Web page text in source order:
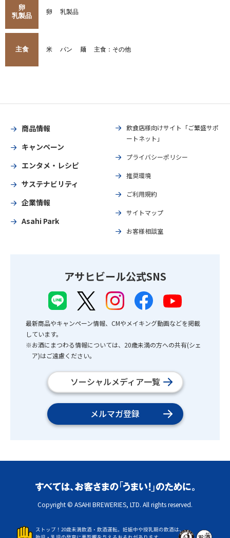
卵
乳製品
卵 乳製品
主食 米 パン 麺 主食：その他
商品情報
キャンペーン
エンタメ・レシピ
サステナビリティ
企業情報
Asahi Park
飲食店様向けサイト「ご繁盛サポ
ートネット」
プライバシーポリシー
推奨環境
ご利用規約
サイトマップ
お客様相談室
アサヒビール公式SNS
最新商品やキャンペーン情報、CMやメイキング動画などを掲載
しています。
※お酒にまつわる情報については、20歳未満の方への共有(シェ
ア)はご遠慮ください。
ソーシャルメディア一覧
メルマガ登録
Copyright © ASAHI BREWERIES, LTD. All rights reserved.